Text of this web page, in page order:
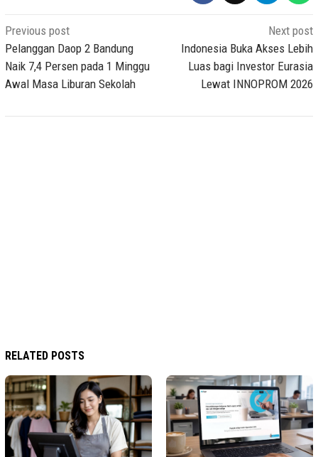
Post
navigation
Previous post
Pelanggan Daop 2 Bandung
Naik 7,4 Persen pada 1 Minggu
Awal Masa Liburan Sekolah
Next post
Indonesia Buka Akses Lebih
Luas bagi Investor Eurasia
Lewat INNOPROM 2026
RELATED POSTS